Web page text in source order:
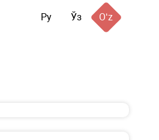
Ру Ўз Oʻz